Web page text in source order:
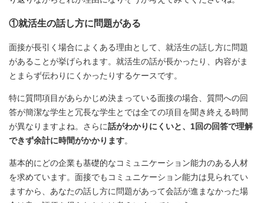
①就活生の話し方に問題がある
面接が長引く場合によくある理由として、就活生の話し方に問題
があることが挙げられます。就活生の話が長かったり、内容がま
とまらず伝わりにくかったりするケースです。
特に質問項目があらかじめ決まっている面接の場合、質問への回
答が簡潔な学生と冗長な学生とでは全ての項目を聞き終える時間
が異なりますよね。さらに話がわかりにくいと、1回の回答で理解
できず余計に時間がかかります。
基本的にどの企業も基礎的なコミュニケーション能力のある人材
を求めています。面接でもコミュニケーション能力は見られてい
ますから、あなたの話し方に問題があって会話が進まなかった場